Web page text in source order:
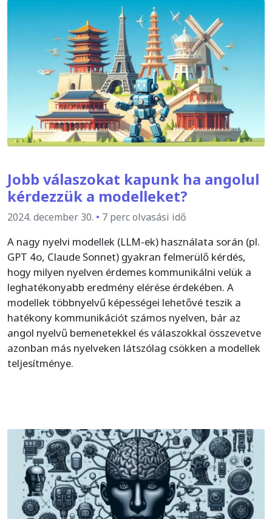
Jobb válaszokat kapunk ha angolul
kérdezzük a modelleket?
2024. december 30. • 7 perc olvasási idő
A nagy nyelvi modellek (LLM-ek) használata során (pl.
GPT 4o, Claude Sonnet) gyakran felmerülő kérdés,
hogy milyen nyelven érdemes kommunikálni velük a
leghatékonyabb eredmény elérése érdekében. A
modellek többnyelvű képességei lehetővé teszik a
hatékony kommunikációt számos nyelven, bár az
angol nyelvű bemenetekkel és válaszokkal összevetve
azonban más nyelveken látszólag csökken a modellek
teljesítménye.